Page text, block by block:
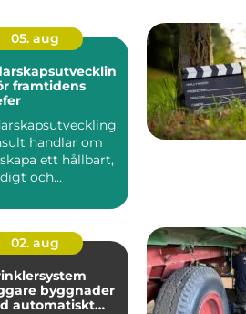
05. aug
framtidens
handlar om
ett hållbart,
och
02. aug
byggnader
automatiskt